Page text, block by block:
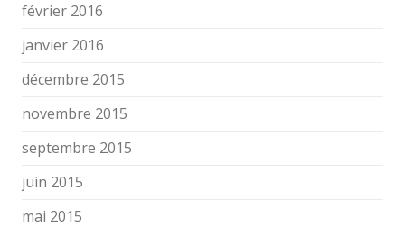
février 2016
janvier 2016
décembre 2015
novembre 2015
septembre 2015
juin 2015
mai 2015